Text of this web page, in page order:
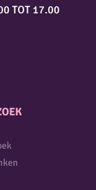
TOT 17.00